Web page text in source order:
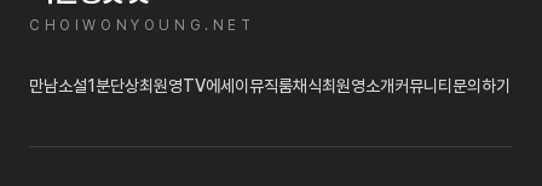
CHOIWONYOUNG.NET
만남소설1분단상최원영TV에세이 뮤직룸채식최원영소개커뮤니티 문의하기